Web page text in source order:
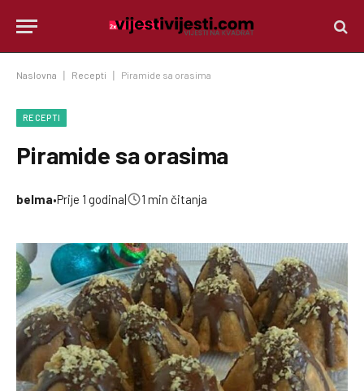
Naslovna Recepti Piramide sa orasima
RECEPTI
Piramide sa orasima
belma•Prije 1 godina| 1 min čitanja